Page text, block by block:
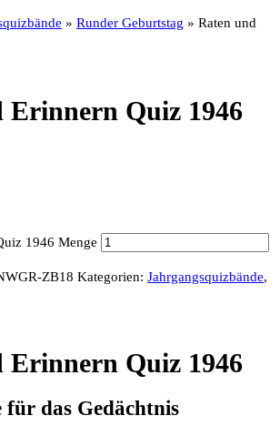
» Runder Geburtstag » Raten und
Erinnern Quiz 1946
1946 Menge
ZB18 Kategorien: Jahrgangsquizbände,
Erinnern Quiz 1946
für das Gedächtnis